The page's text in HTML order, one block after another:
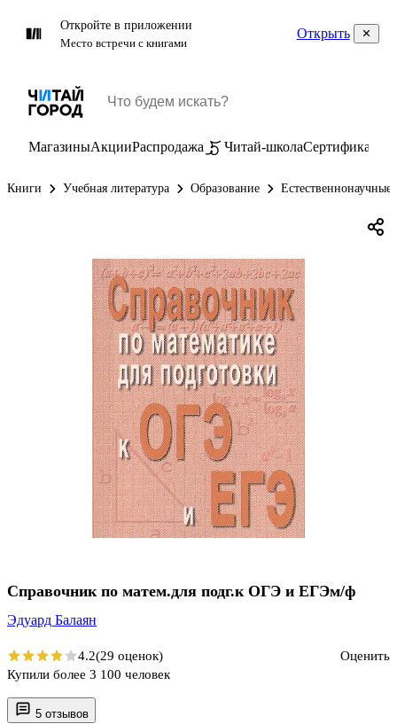
Откройте в приложении
Место встречи с книгами
Открыть
МагазиныАкцииРаспродажа Читай-школаСертификаты
Книги Учебная литература Образование Естественнонаучные
5 отзывов
Справочник по матем.для подг.к ОГЭ и ЕГЭм/ф
Эдуард Балаян
4.2(29 оценок)
Оценить
Купили более 3 100 человек